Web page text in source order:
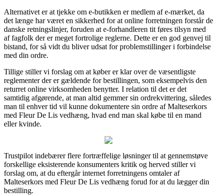
Alternativet er at tjekke om e-butikken er medlem af e-mærket, da
det længe har været en sikkerhed for at online forretningen forstår de
danske retningslinjer, foruden at e-forhandleren tit føres tilsyn med
af fagfolk der er meget fortrolige reglerne. Dette er en god genvej til
bistand, for så vidt du bliver udsat for problemstillinger i forbindelse
med din ordre.
Tillige stiller vi forslag om at køber er klar over de væsentligste
reglementer der er gældende for bestillingen, som eksempelvis den
returret online virksomheden benytter. I relation til det er det
samtidig afgørende, at man altid gemmer sin ordrekvittering, således
man til enhver tid vil kunne dokumentere sin ordre af Malteserkors
med Fleur De Lis vedhæng, hvad end man skal købe til en mand
eller kvinde.
Trustpilot indebærer flere fortræffelige løsninger til at gennemstøve
forskellige eksisterende konsumenters kritik og herved stiller vi
forslag om, at du eftergår internet forretningens omtaler af
Malteserkors med Fleur De Lis vedhæng forud for at du lægger din
bestilling.